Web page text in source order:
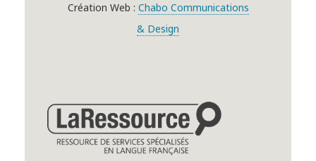
Création Web : Chabo Communications
& Design